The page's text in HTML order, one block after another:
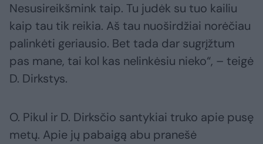
Nesusireikšmink taip. Tu judėk su tuo kailiu
kaip tau tik reikia. Aš tau nuoširdžiai norėčiau
palinkėti geriausio. Bet tada dar sugrįžtum
pas mane, tai kol kas nelinkėsiu nieko“, – teigė
D. Dirkstys.
O. Pikul ir D. Dirksčio santykiai truko apie pusę
metų. Apie jų pabaigą abu pranešė